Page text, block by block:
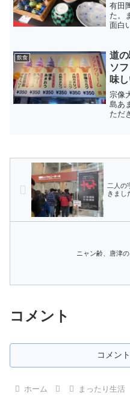
有田
た。
面白
の
的な
様自
飲食
道
ソ
味
宗像
島あ
ただ
酸
二人の
きまし
ニャン齢、唐津
コメント
コメン
ホーム まったり生活